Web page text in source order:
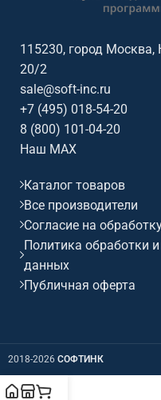
115230, город Москва,
20/2
sale@soft-inc.ru
+7 (495) 018-54-20
8 (800) 101-04-20
Наш MAX
Каталог товаров
Все производители
Согласие на
Политика обработки
данных
Публичная оферта
2018-2026 СОФТИНК